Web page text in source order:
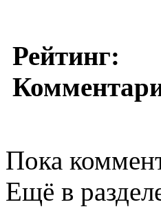
Рейтинг:
Пока
Ещё в